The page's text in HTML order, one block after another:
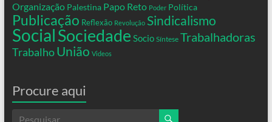
Organização Palestina Papo Reto Poder Política
Publicação Reflexão Revolução Sindicalismo
SocialSociedade Socio Síntese Trabalhadoras
Trabalho União Videos
Procure aqui